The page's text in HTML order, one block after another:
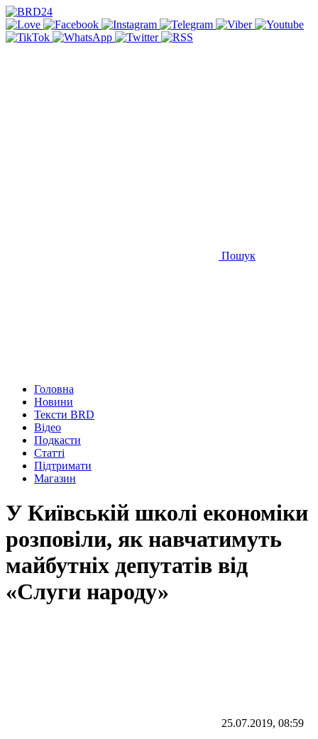
Пошук
Головна
Новини
Тексти BRD
Відео
Подкасти
Статті
Підтримати
Магазин
У Київській школі економіки
розповіли, як навчатимуть
майбутніх депутатів від
«Слуги народу»
25.07.2019, 08:59